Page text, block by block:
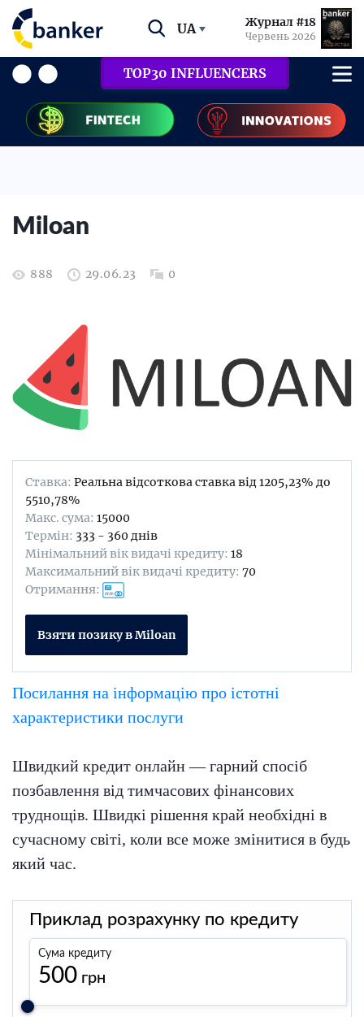
UA Журнал #18
Червень 2026
TOP30 INFLUENCERS
Miloan
888 29.06.23 0
Ставка: Реальна відсоткова ставка від 1205,23% до
5510,78%
Maкс. сума: 15000
Термін: 333 - 360 днів
Мінімальний вік видачі кредиту: 18
Максимальний вік видачі кредиту: 70
Отримання:
Взяти позику в Miloan
Посилання на інформацію про істотні
характеристики послуги
Швидкий кредит онлайн — гарний спосіб
позбавлення від тимчасових фінансових
труднощів. Швидкі рішення край необхідні в
сучасному світі, коли все може змінитися в будь
який час.
Приклад розрахунку по кредиту
Сума кредиту
500 грн